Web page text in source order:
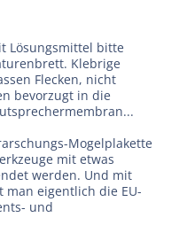
Lösungsmittel bitte
Klebrige
Flecken, nicht
bevorzugt in die
Mogelplakette
mit etwas
werden. Und mit
man eigentlich die EU-
und